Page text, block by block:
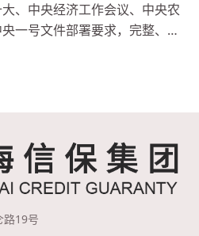
、中央经济工作会议、中央农
一号文件部署要求，完整、准
路19号